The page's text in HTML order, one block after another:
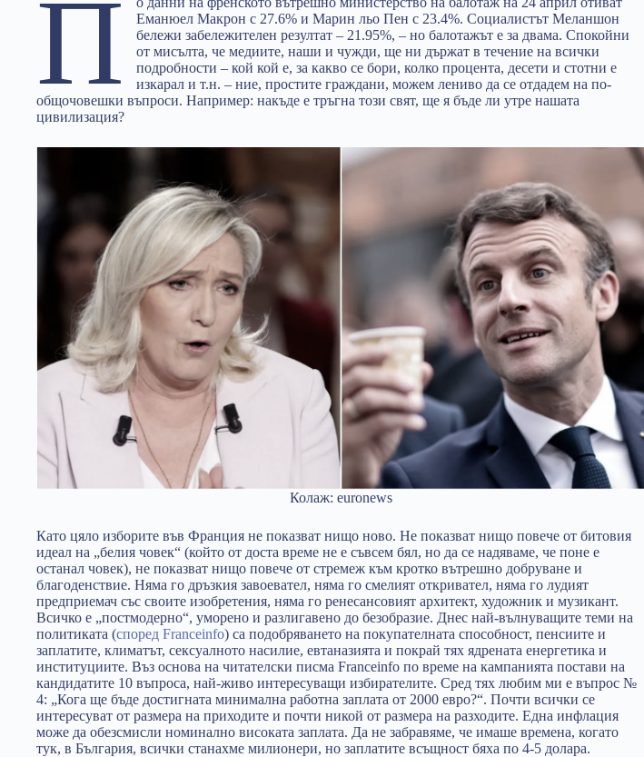
П
Еманюел Макрон с 27.6% и Марин льо Пен с 23.4%. Социалистът Меланшон
бележи забележителен резултат – 21.95%, – но балотажът е за двама. Спокойни
от мисълта, че медиите, наши и чужди, ще ни държат в течение на всички
подробности – кой кой е, за какво се бори, колко процента, десети и стотни е
изкарал и т.н. – ние, простите граждани, можем лениво да се отдадем на по-
общочовешки въпроси. Например: накъде е тръгна този свят, ще я бъде ли утре нашата
цивилизация?
Колаж: euronews
Като цяло изборите във Франция не показват нищо ново. Не показват нищо повече от битовия
идеал на „белия човек“ (който от доста време не е съвсем бял, но да се надяваме, че поне е
останал човек), не показват нищо повече от стремеж към кротко вътрешно добруване и
благоденствие. Няма го дръзкия завоевател, няма го смелият откривател, няма го лудият
предприемач със своите изобретения, няма го ренесансовият архитект, художник и музикант.
Всичко е „постмодерно“, уморено и разлигавено до безобразие. Днес най-вълнуващите теми на
политиката (според Franceinfo) са подобряването на покупателната способност, пенсиите и
заплатите, климатът, сексуалното насилие, евтаназията и покрай тях ядрената енергетика и
институциите. Въз основа на читателски писма Franceinfo по време на кампанията постави на
кандидатите 10 въпроса, най-живо интересуващи избирателите. Сред тях любим ми е въпрос №
4: „Кога ще бъде достигната минимална работна заплата от 2000 евро?“. Почти всички се
интересуват от размера на приходите и почти никой от размера на разходите. Една инфлация
може да обезсмисли номинално високата заплата. Да не забравяме, че имаше времена, когато
тук, в България, всички станахме милионери, но заплатите всъщност бяха по 4-5 долара.